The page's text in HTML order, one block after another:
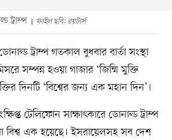
ট্রাম্প ফাইল ছবি: রয়টার্স
ডোনাল্ড ট্রাম্প গতকাল বুধবার বার্তা সংস্থা
সম্পন্ন হওয়া গাজার ‘জিম্মি মুক্তি
দিনটি ‘বিশ্বের জন্য এক মহান দিন’।
টেলিফোন সাক্ষাৎকারে ডোনাল্ড ট্রাম্প
বিশ্ব এক হয়েছে। ইসরায়েলসহ সব দেশ